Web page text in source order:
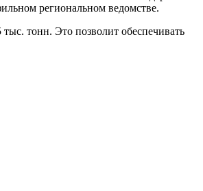
региональном ведомстве.
тонн. Это позволит обеспечивать